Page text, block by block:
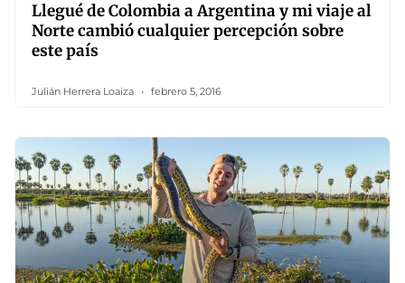
Llegué de Colombia a Argentina y mi viaje al
Norte cambió cualquier percepción sobre
este país
Julián Herrera Loaiza febrero 5, 2016